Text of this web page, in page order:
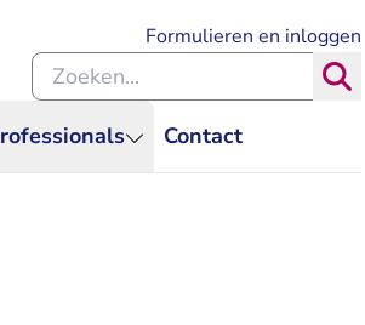
Contact
Formulieren en inloggen
Zoeken binnen de Rechtspraak